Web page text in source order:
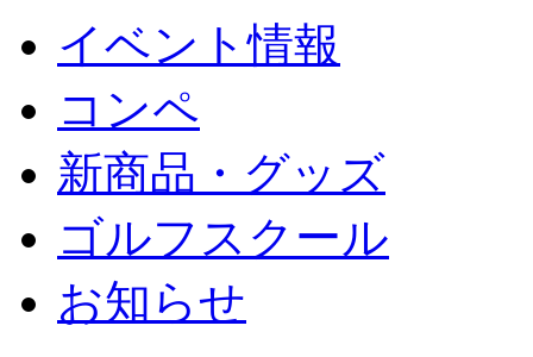
イベント情報
コンペ
新商品・グッズ
ゴルフスクール
お知らせ